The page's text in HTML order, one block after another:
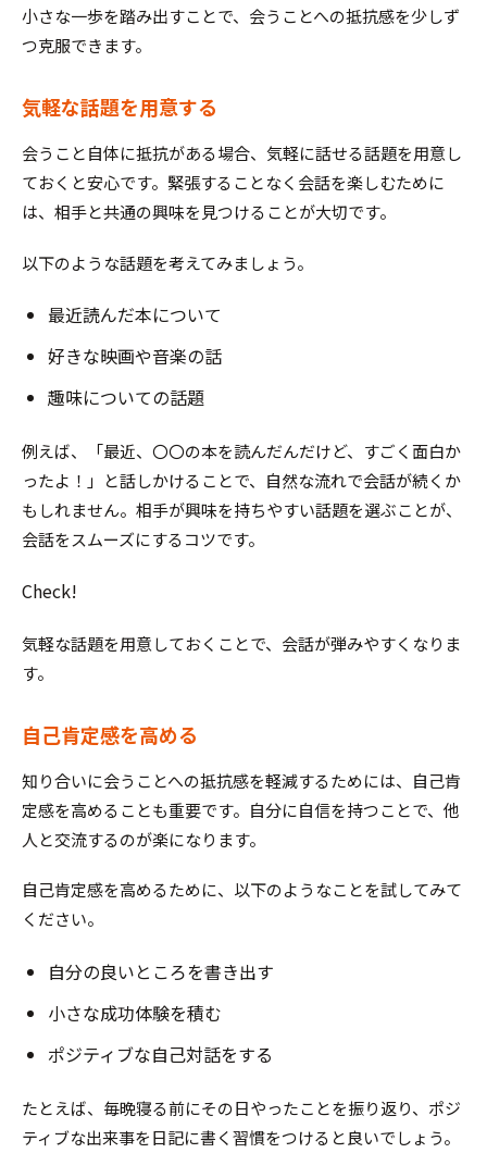
小さな一歩を踏み出すことで、会うことへの抵抗感を少しず
つ克服できます。
気軽な話題を用意する
会うこと自体に抵抗がある場合、気軽に話せる話題を用意し
ておくと安心です。緊張することなく会話を楽しむために
は、相手と共通の興味を見つけることが大切です。
以下のような話題を考えてみましょう。
最近読んだ本について
好きな映画や音楽の話
趣味についての話題
例えば、「最近、〇〇の本を読んだんだけど、すごく面白か
ったよ！」と話しかけることで、自然な流れで会話が続くか
もしれません。相手が興味を持ちやすい話題を選ぶことが、
会話をスムーズにするコツです。
Check!
気軽な話題を用意しておくことで、会話が弾みやすくなりま
す。
自己肯定感を高める
知り合いに会うことへの抵抗感を軽減するためには、自己肯
定感を高めることも重要です。自分に自信を持つことで、他
人と交流するのが楽になります。
自己肯定感を高めるために、以下のようなことを試してみて
ください。
自分の良いところを書き出す
小さな成功体験を積む
ポジティブな自己対話をする
たとえば、毎晩寝る前にその日やったことを振り返り、ポジ
ティブな出来事を日記に書く習慣をつけると良いでしょう。